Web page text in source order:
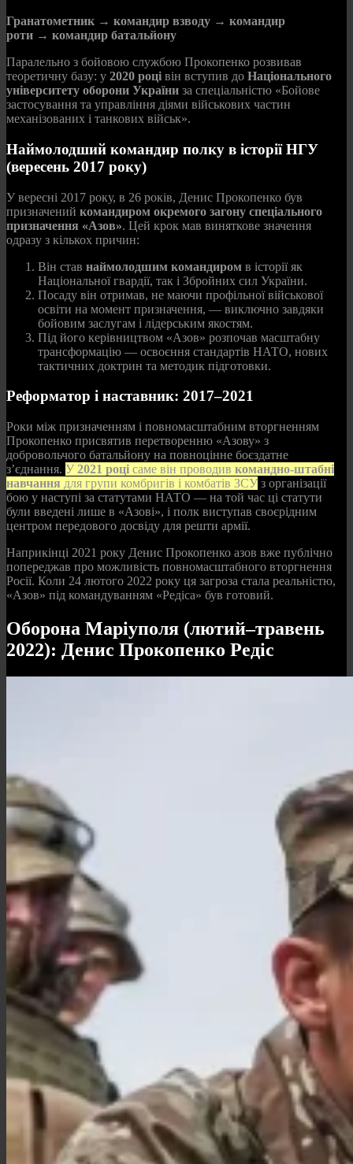
Гранатометник → командир взводу → командир
роти → командир батальйону
Паралельно з бойовою службою Прокопенко розвивав
теоретичну базу: у 2020 році він вступив до Національного
університету оборони України за спеціальністю «Бойове
застосування та управління діями військових частин
механізованих і танкових військ».
Наймолодший командир полку в історії НГУ
(вересень 2017 року)
У вересні 2017 року, в 26 років, Денис Прокопенко був
призначений командиром окремого загону спеціального
призначення «Азов». Цей крок мав виняткове значення
одразу з кількох причин:
Він став наймолодшим командиром в історії як
Національної гвардії, так і Збройних сил України.
Посаду він отримав, не маючи профільної військової
освіти на момент призначення, — виключно завдяки
бойовим заслугам і лідерським якостям.
Під його керівництвом «Азов» розпочав масштабну
трансформацію — освоєння стандартів НАТО, нових
тактичних доктрин та методик підготовки.
Реформатор і наставник: 2017–2021
Роки між призначенням і повномасштабним вторгненням
Прокопенко присвятив перетворенню «Азову» з
добровольчого батальйону на повноцінне боєздатне
з’єднання. У 2021 році саме він проводив командно-штабні
навчання для групи комбригів і комбатів ЗСУ з організації
бою у наступі за статутами НАТО — на той час ці статути
були введені лише в «Азові», і полк виступав своєрідним
центром передового досвіду для решти армії.
Наприкінці 2021 року Денис Прокопенко азов вже публічно
попереджав про можливість повномасштабного вторгнення
Росії. Коли 24 лютого 2022 року ця загроза стала реальністю,
«Азов» під командуванням «Редіса» був готовий.
Оборона Маріуполя (лютий–травень
2022): Денис Прокопенко Редіс